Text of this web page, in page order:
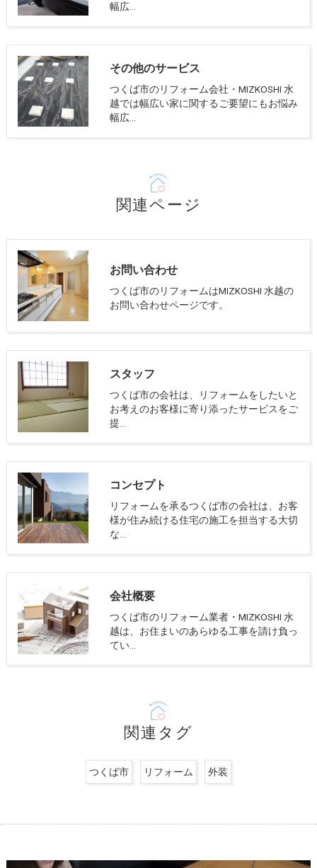
幅広…
その他のサービス
つくば市のリフォーム会社・MIZKOSHI 水
越では幅広い家に関するご要望にもお悩み
幅広…
関連ページ
お問い合わせ
つくば市のリフォームはMIZKOSHI 水越の
お問い合わせページです。
スタッフ
つくば市の会社は、リフォームをしたいと
お考えのお客様に寄り添ったサービスをご
提…
コンセプト
リフォームを承るつくば市の会社は、お客
様が住み続ける住宅の施工を担当する大切
な…
会社概要
つくば市のリフォーム業者・MIZKOSHI 水
越は、お住まいのあらゆる工事を請け負っ
てい…
関連タグ
つくば市 リフォーム 外装